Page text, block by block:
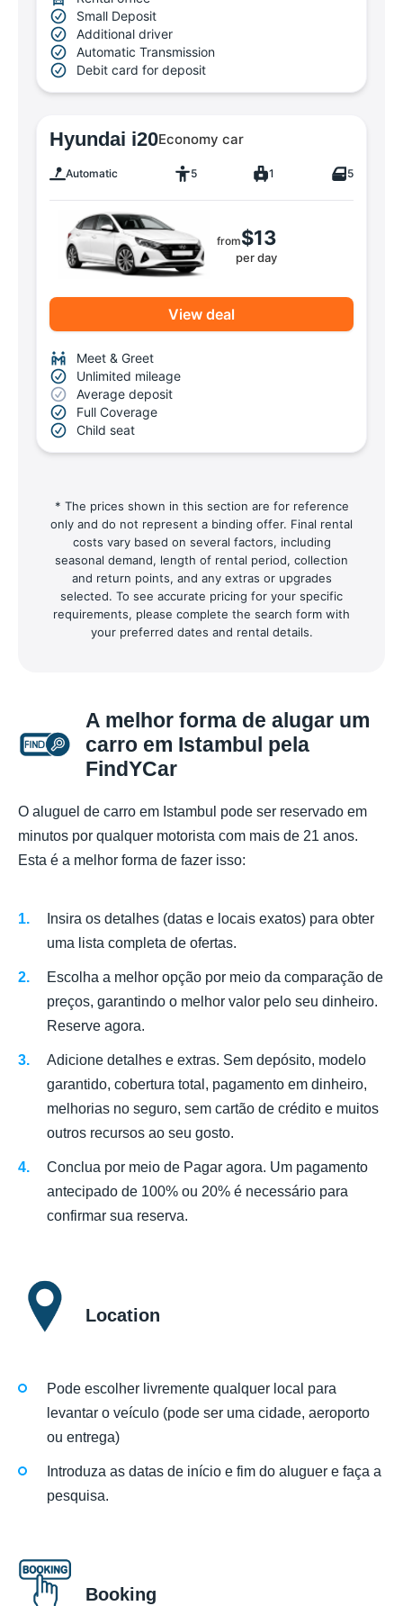
Small Deposit
Additional driver
Automatic Transmission
Debit card for deposit
Hyundai i20Economy car
Automatic 5 1 5
from$13
per day
View deal
Meet & Greet
Unlimited mileage
Average deposit
Full Coverage
Child seat
* The prices shown in this section are for reference
only and do not represent a binding offer. Final rental
costs vary based on several factors, including
seasonal demand, length of rental period, collection
and return points, and any extras or upgrades
selected. To see accurate pricing for your specific
requirements, please complete the search form with
your preferred dates and rental details.
A melhor forma de alugar um
carro em Istambul pela
FindYCar
O aluguel de carro em Istambul pode ser reservado em
minutos por qualquer motorista com mais de 21 anos.
Esta é a melhor forma de fazer isso:
Insira os detalhes (datas e locais exatos) para obter
uma lista completa de ofertas.
Escolha a melhor opção por meio da comparação de
preços, garantindo o melhor valor pelo seu dinheiro.
Reserve agora.
Adicione detalhes e extras. Sem depósito, modelo
garantido, cobertura total, pagamento em dinheiro,
melhorias no seguro, sem cartão de crédito e muitos
outros recursos ao seu gosto.
Conclua por meio de Pagar agora. Um pagamento
antecipado de 100% ou 20% é necessário para
confirmar sua reserva.
Location
Pode escolher livremente qualquer local para
levantar o veículo (pode ser uma cidade, aeroporto
ou entrega)
Introduza as datas de início e fim do aluguer e faça a
pesquisa.
Booking